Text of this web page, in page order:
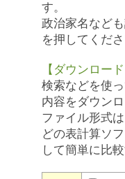
す。
政治家名など
を押してくださ
【ダウンロード
検索などを使
内容をダウン
ファイル形式
どの表計算ソ
して簡単に比